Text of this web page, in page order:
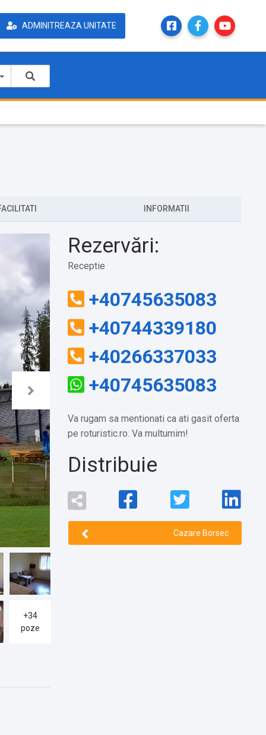
ADMINITREAZA UNITATE
INFORMATII
+34
poze
Rezervări:
Receptie
+40745635083
+40744339180
+40266337033
+40745635083
Va rugam sa mentionati ca ati gasit oferta
pe roturistic.ro. Va multumim!
Distribuie
Cazare Borsec